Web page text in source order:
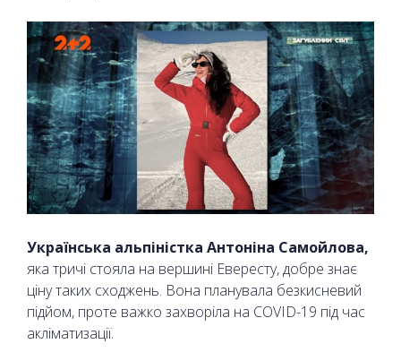
Українська альпіністка Антоніна Самойлова,
яка тричі стояла на вершині Евересту, добре знає
ціну таких сходжень. Вона планувала безкисневий
підйом, проте важко захворіла на COVID-19 під час
акліматизації.